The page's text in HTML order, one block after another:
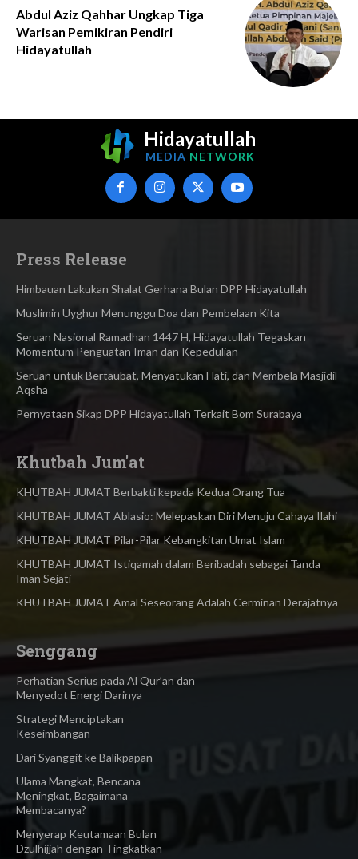
Abdul Aziz Qahhar Ungkap Tiga
Warisan Pemikiran Pendiri
Hidayatullah
Hidayatullah
MEDIA NETWORK
Press Release
Himbauan Lakukan Shalat Gerhana Bulan DPP Hidayatullah
Muslimin Uyghur Menunggu Doa dan Pembelaan Kita
Seruan Nasional Ramadhan 1447 H, Hidayatullah Tegaskan
Momentum Penguatan Iman dan Kepedulian
Seruan untuk Bertaubat, Menyatukan Hati, dan Membela Masjidil
Aqsha
Pernyataan Sikap DPP Hidayatullah Terkait Bom Surabaya
Khutbah Jum'at
KHUTBAH JUMAT Berbakti kepada Kedua Orang Tua
KHUTBAH JUMAT Ablasio: Melepaskan Diri Menuju Cahaya Ilahi
KHUTBAH JUMAT Pilar-Pilar Kebangkitan Umat Islam
KHUTBAH JUMAT Istiqamah dalam Beribadah sebagai Tanda
Iman Sejati
KHUTBAH JUMAT Amal Seseorang Adalah Cerminan Derajatnya
Senggang
Perhatian Serius pada Al Qur’an dan
Menyedot Energi Darinya
Strategi Menciptakan
Keseimbangan
Dari Syanggit ke Balikpapan
Ulama Mangkat, Bencana
Meningkat, Bagaimana
Membacanya?
Menyerap Keutamaan Bulan
Dzulhijjah dengan Tingkatkan